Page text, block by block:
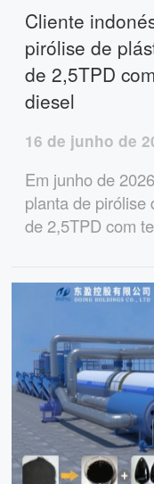
Cliente
pirólise de
de 2,5TPD
diesel
16 de junho de
Em junho de
planta de pirólise
de 2,5TPD com
óleo combustível
proteção de